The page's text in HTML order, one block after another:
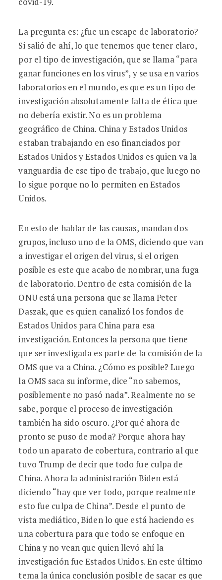
La pregunta es: ¿fue un escape de laboratorio?
Si salió de ahí, lo que tenemos que tener claro,
por el tipo de investigación, que se llama “para
ganar funciones en los virus”, y se usa en varios
laboratorios en el mundo, es que es un tipo de
investigación absolutamente falta de ética que
no debería existir. No es un problema
geográfico de China. China y Estados Unidos
estaban trabajando en eso financiados por
Estados Unidos y Estados Unidos es quien va la
vanguardia de ese tipo de trabajo, que luego no
lo sigue porque no lo permiten en Estados
Unidos.
En esto de hablar de las causas, mandan dos
grupos, incluso uno de la OMS, diciendo que van
a investigar el origen del virus, si el origen
posible es este que acabo de nombrar, una fuga
de laboratorio. Dentro de esta comisión de la
ONU está una persona que se llama Peter
Daszak, que es quien canalizó los fondos de
Estados Unidos para China para esa
investigación. Entonces la persona que tiene
que ser investigada es parte de la comisión de la
OMS que va a China. ¿Cómo es posible? Luego
la OMS saca su informe, dice “no sabemos,
posiblemente no pasó nada”. Realmente no se
sabe, porque el proceso de investigación
también ha sido oscuro. ¿Por qué ahora de
pronto se puso de moda? Porque ahora hay
todo un aparato de cobertura, contrario al que
tuvo Trump de decir que todo fue culpa de
China. Ahora la administración Biden está
diciendo “hay que ver todo, porque realmente
esto fue culpa de China”. Desde el punto de
vista mediático, Biden lo que está haciendo es
una cobertura para que todo se enfoque en
China y no vean que quien llevó ahí la
investigación fue Estados Unidos. En este último
tema la única conclusión posible de sacar es que